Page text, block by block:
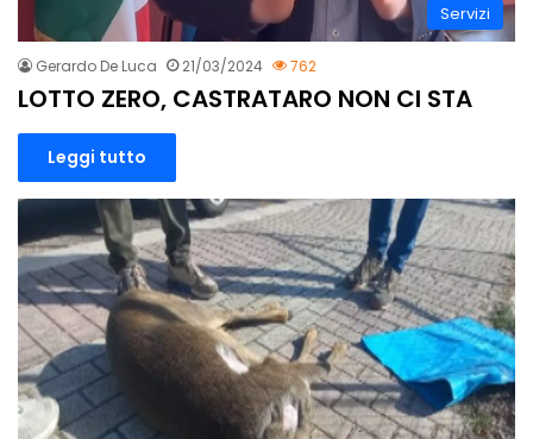
Servizi
Gerardo De Luca 21/03/2024 762
LOTTO ZERO, CASTRATARO NON CI STA
Leggi tutto